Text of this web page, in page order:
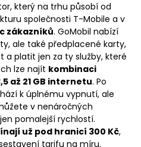
který na trhu působí od
společnosti T-Mobile a v
zákazníků. GoMobil nabízí
ale také předplacené karty,
a platit jen za ty služby, které
lze najít kombinaci
až 21 GB internetu. Po
k úplnému vypnutí, ale
v nenáročných
pomalejší rychlostí.
už pod hranicí 300 Kč,
tarifu na míru.